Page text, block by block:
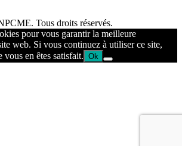
Tous droits réservés.
pour vous garantir la meilleure
web. Si vous continuez à utiliser ce site,
vous en êtes satisfait. Ok